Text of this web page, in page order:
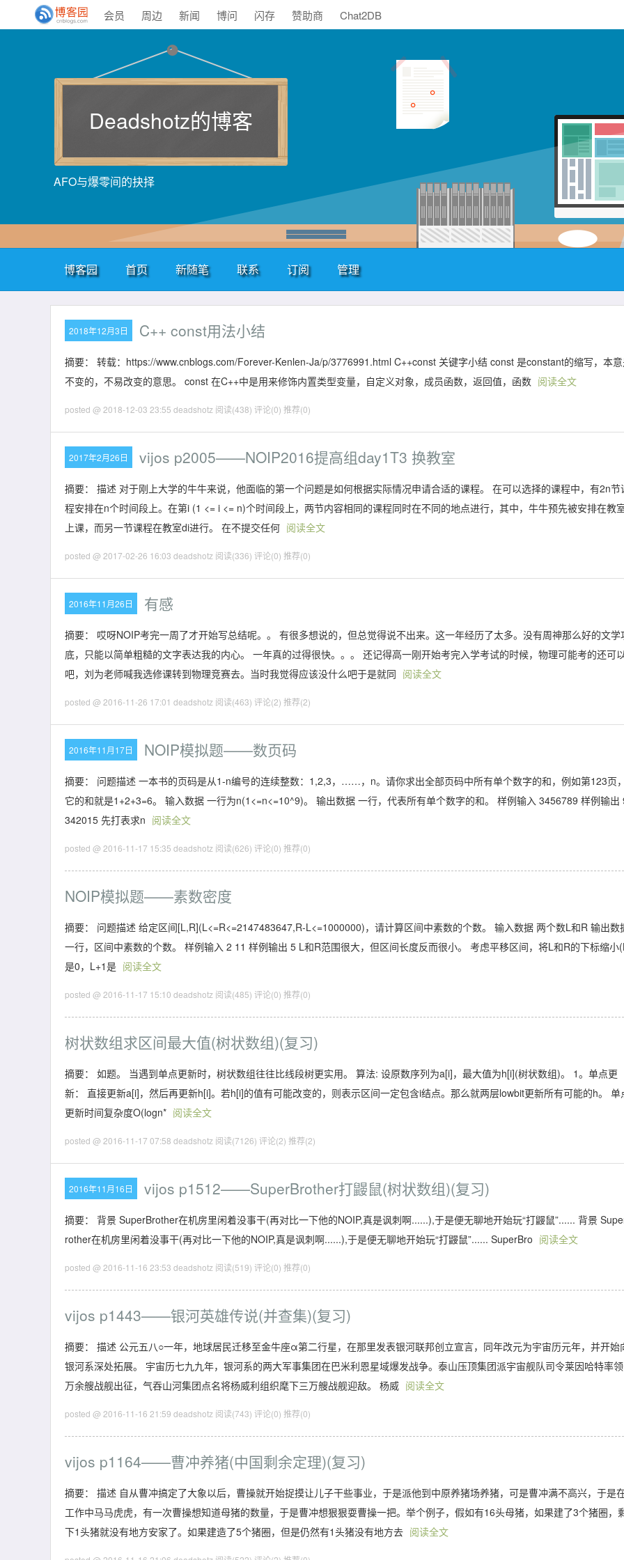
会员 周边 新闻 博问 闪存 赞助商 Chat2DB
Deadshotz的博客
AFO与爆零间的抉择
博客园 首页 新随笔 联系 订阅 管理
2018年12月3日 C++ const用法小结
摘要： 转载：https://www.cnblogs.com/Forever-Kenlen-Ja/p/3776991.html C++const 关键字小结 const 是constant的缩写，本
不变的，不易改变的意思。 const 在C++中是用来修饰内置类型变量，自定义对象，成员函数，返回值，函数 阅读全文
posted @ 2018-12-03 23:55 deadshotz 阅读(438) 评论(0) 推荐(0)
2017年2月26日 vijos p2005——NOIP2016提高组day1T3 换教室
摘要： 描述 对于刚上大学的牛牛来说，他面临的第一个问题是如何根据实际情况申请合适的课程。 在可以选择的课程中，有2n节
程安排在n个时间段上。在第i (1 <= i <= n)个时间段上，两节内容相同的课程同时在不同的地点进行，其中，牛牛预先被安排在教
上课，而另一节课程在教室di进行。 在不提交任何 阅读全文
posted @ 2017-02-26 16:03 deadshotz 阅读(336) 评论(0) 推荐(0)
2016年11月26日 有感
摘要： 哎呀NOIP考完一周了才开始写总结呢。。 有很多想说的，但总觉得说不出来。这一年经历了太多。没有周神那么好的文学
底，只能以简单粗糙的文字表达我的内心。 一年真的过得很快。。。 还记得高一刚开始考完入学考试的时候，物理可能考的还可
吧，刘为老师喊我选修课转到物理竞赛去。当时我觉得应该没什么吧于是就同 阅读全文
posted @ 2016-11-26 17:01 deadshotz 阅读(463) 评论(2) 推荐(2)
2016年11月17日 NOIP模拟题——数页码
摘要： 问题描述 一本书的页码是从1-n编号的连续整数：1,2,3，……，n。请你求出全部页码中所有单个数字的和，例如第123页，
它的和就是1+2+3=6。 输入数据 一行为n(1<=n<=10^9)。 输出数据 一行，代表所有单个数字的和。 样例输入 3456789 样例输出
342015 先打表求n 阅读全文
posted @ 2016-11-17 15:35 deadshotz 阅读(626) 评论(0) 推荐(0)
NOIP模拟题——素数密度
摘要： 问题描述 给定区间[L,R](L<=R<=2147483647,R-L<=1000000)，请计算区间中素数的个数。 输入数据 两个数L和R 输出数
一行，区间中素数的个数。 样例输入 2 11 样例输出 5 L和R范围很大，但区间长度反而很小。 考虑平移区间，将L和R的下标缩小
是0，L+1是 阅读全文
posted @ 2016-11-17 15:10 deadshotz 阅读(485) 评论(0) 推荐(0)
树状数组求区间最大值(树状数组)(复习)
摘要： 如题。 当遇到单点更新时，树状数组往往比线段树更实用。 算法: 设原数序列为a[i]，最大值为h[i](树状数组)。 1。单点更
新： 直接更新a[i]，然后再更新h[i]。若h[i]的值有可能改变的，则表示区间一定包含i结点。那么就两层lowbit更新所有可能的h。 单
更新时间复杂度O(logn* 阅读全文
posted @ 2016-11-17 07:58 deadshotz 阅读(7126) 评论(2) 推荐(2)
2016年11月16日 vijos p1512——SuperBrother打鼹鼠(树状数组)(复习)
摘要： 背景 SuperBrother在机房里闲着没事干(再对比一下他的NOIP,真是讽刺啊......),于是便无聊地开始玩“打鼹鼠”...... 背景
rother在机房里闲着没事干(再对比一下他的NOIP,真是讽刺啊......),于是便无聊地开始玩“打鼹鼠”...... SuperBro 阅读全文
posted @ 2016-11-16 23:53 deadshotz 阅读(519) 评论(0) 推荐(0)
vijos p1443——银河英雄传说(并查集)(复习)
摘要： 描述 公元五八○一年，地球居民迁移至金牛座α第二行星，在那里发表银河联邦创立宣言，同年改元为宇宙历元年，并开始
银河系深处拓展。 宇宙历七九九年，银河系的两大军事集团在巴米利恩星域爆发战争。泰山压顶集团派宇宙舰队司令莱因哈特率
万余艘战舰出征，气吞山河集团点名将杨威利组织麾下三万艘战舰迎敌。 杨威 阅读全文
posted @ 2016-11-16 21:59 deadshotz 阅读(743) 评论(0) 推荐(0)
vijos p1164——曹冲养猪(中国剩余定理)(复习)
摘要： 描述 自从曹冲搞定了大象以后，曹操就开始捉摸让儿子干些事业，于是派他到中原养猪场养猪，可是曹冲满不高兴，于是
工作中马马虎虎，有一次曹操想知道母猪的数量，于是曹冲想狠狠耍曹操一把。举个例子，假如有16头母猪，如果建了3个猪圈，
下1头猪就没有地方安家了。如果建造了5个猪圈，但是仍然有1头猪没有地方去 阅读全文